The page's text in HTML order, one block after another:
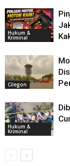
Hukum &
Kriminal
Cilegon
Hukum &
Kriminal